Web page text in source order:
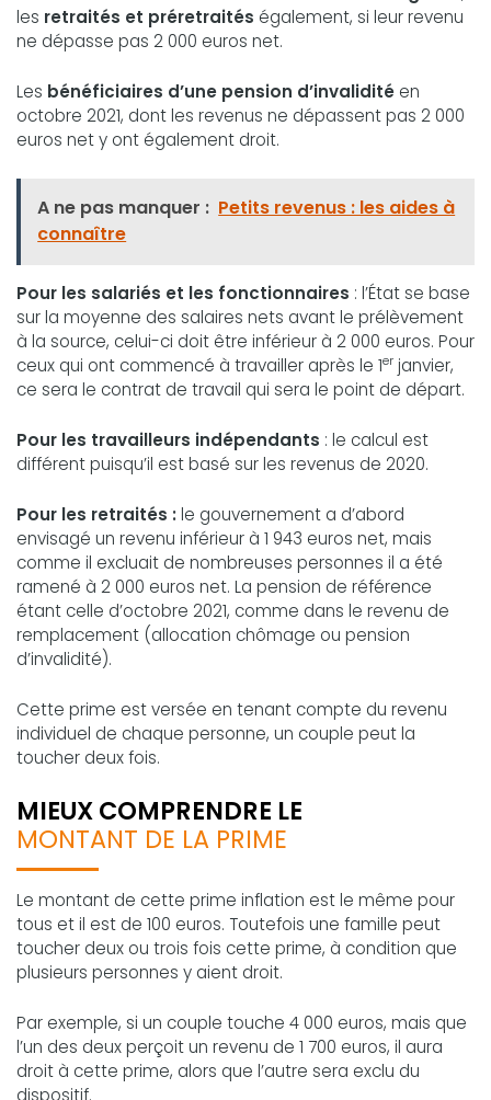
les retraités et préretraités également, si leur revenu
ne dépasse pas 2 000 euros net.
Les bénéficiaires d’une pension d’invalidité en
octobre 2021, dont les revenus ne dépassent pas 2 000
euros net y ont également droit.
A ne pas manquer : Petits revenus : les aides à
connaître
Pour les salariés et les fonctionnaires : l’État se base
sur la moyenne des salaires nets avant le prélèvement
à la source, celui-ci doit être inférieur à 2 000 euros. Pour
ceux qui ont commencé à travailler après le 1er janvier,
ce sera le contrat de travail qui sera le point de départ.
Pour les travailleurs indépendants : le calcul est
différent puisqu’il est basé sur les revenus de 2020.
Pour les retraités :le gouvernement a d’abord
envisagé un revenu inférieur à 1 943 euros net, mais
comme il excluait de nombreuses personnes il a été
ramené à 2 000 euros net. La pension de référence
étant celle d’octobre 2021, comme dans le revenu de
remplacement (allocation chômage ou pension
d’invalidité).
Cette prime est versée en tenant compte du revenu
individuel de chaque personne, un couple peut la
toucher deux fois.
MIEUX COMPRENDRE LE
MONTANT DE LA PRIME
Le montant de cette prime inflation est le même pour
tous et il est de 100 euros. Toutefois une famille peut
toucher deux ou trois fois cette prime, à condition que
plusieurs personnes y aient droit.
Par exemple, si un couple touche 4 000 euros, mais que
l’un des deux perçoit un revenu de 1 700 euros, il aura
droit à cette prime, alors que l’autre sera exclu du
dispositif.